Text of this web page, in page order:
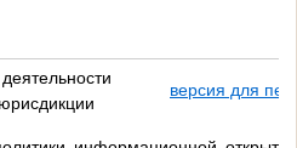
версия для